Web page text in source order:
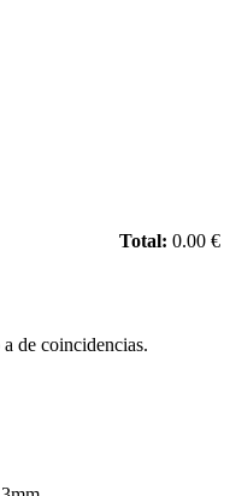
Total: 0.00 €
a de coincidencias.